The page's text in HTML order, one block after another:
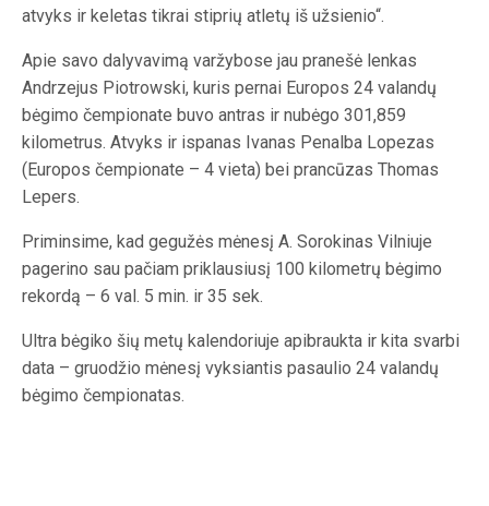
atvyks ir keletas tikrai stiprių atletų iš užsienio“.
Apie savo dalyvavimą varžybose jau pranešė lenkas
Andrzejus Piotrowski, kuris pernai Europos 24 valandų
bėgimo čempionate buvo antras ir nubėgo 301,859
kilometrus. Atvyks ir ispanas Ivanas Penalba Lopezas
(Europos čempionate – 4 vieta) bei prancūzas Thomas
Lepers.
Priminsime, kad gegužės mėnesį A. Sorokinas Vilniuje
pagerino sau pačiam priklausiusį 100 kilometrų bėgimo
rekordą – 6 val. 5 min. ir 35 sek.
Ultra bėgiko šių metų kalendoriuje apibraukta ir kita svarbi
data – gruodžio mėnesį vyksiantis pasaulio 24 valandų
bėgimo čempionatas.